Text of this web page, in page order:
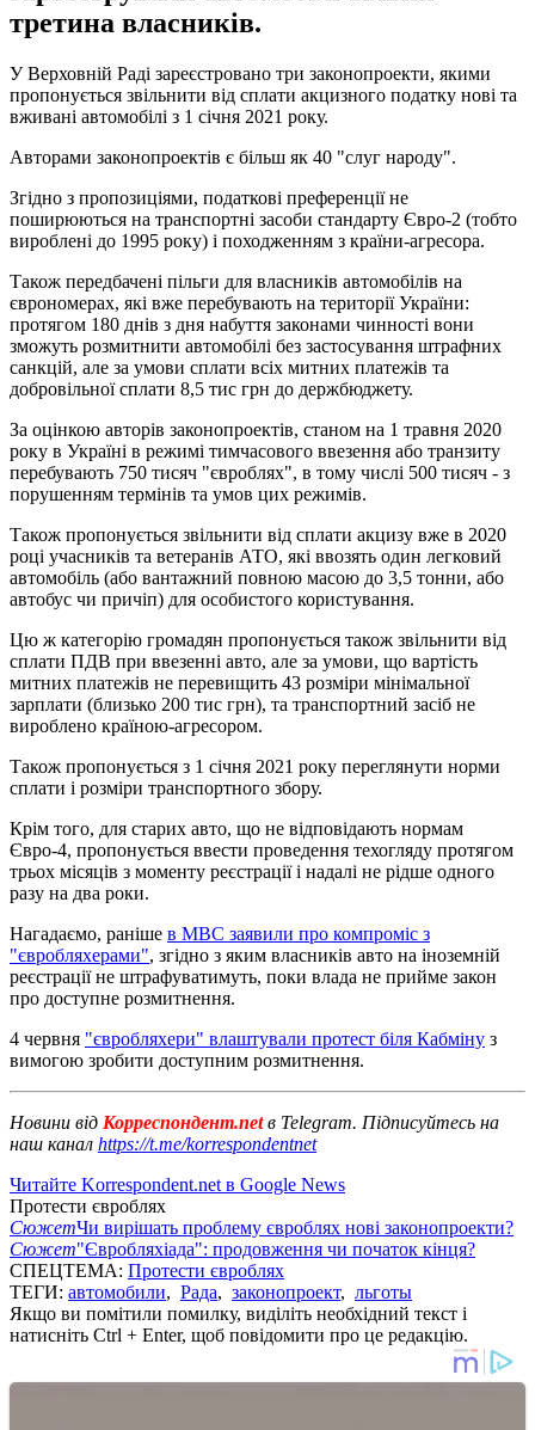
третина власників.
У Верховній Раді зареєстровано три законопроекти, якими
пропонується звільнити від сплати акцизного податку нові та
вживані автомобілі з 1 січня 2021 року.
Авторами законопроектів є більш як 40 "слуг народу".
Згідно з пропозиціями, податкові преференції не
поширюються на транспортні засоби стандарту Євро-2 (тобто
вироблені до 1995 року) і походженням з країни-агресора.
Також передбачені пільги для власників автомобілів на
єврономерах, які вже перебувають на території України:
протягом 180 днів з дня набуття законами чинності вони
зможуть розмитнити автомобілі без застосування штрафних
санкцій, але за умови сплати всіх митних платежів та
добровільної сплати 8,5 тис грн до держбюджету.
За оцінкою авторів законопроектів, станом на 1 травня 2020
року в Україні в режимі тимчасового ввезення або транзиту
перебувають 750 тисяч "євроблях", в тому числі 500 тисяч - з
порушенням термінів та умов цих режимів.
Також пропонується звільнити від сплати акцизу вже в 2020
році учасників та ветеранів АТО, які ввозять один легковий
автомобіль (або вантажний повною масою до 3,5 тонни, або
автобус чи причіп) для особистого користування.
Цю ж категорію громадян пропонується також звільнити від
сплати ПДВ при ввезенні авто, але за умови, що вартість
митних платежів не перевищить 43 розміри мінімальної
зарплати (близько 200 тис грн), та транспортний засіб не
вироблено країною-агресором.
Також пропонується з 1 січня 2021 року переглянути норми
сплати і розміри транспортного збору.
Крім того, для старих авто, що не відповідають нормам
Євро-4, пропонується ввести проведення техогляду протягом
трьох місяців з моменту реєстрації і надалі не рідше одного
разу на два роки.
Нагадаємо, раніше в МВС заявили про компроміс з
"євробляхерами", згідно з яким власників авто на іноземній
реєстрації не штрафуватимуть, поки влада не прийме закон
про доступне розмитнення.
4 червня "євробляхери" влаштували протест біля Кабміну з
вимогою зробити доступним розмитнення.
Новини від Корреспондент.netв Telegram. Підписуйтесь на
наш канал https://t.me/korrespondentnet
Читайте Korrespondent.net в Google News
Протести євроблях
СюжетЧи вирішать проблему євроблях нові законопроекти?
Сюжет"Євробляхіада": продовження чи початок кінця?
СПЕЦТЕМА: Протести євроблях
ТЕГИ: автомобили, Рада, законопроект, льготы
Якщо ви помітили помилку, виділіть необхідний текст і
натисніть Ctrl + Enter, щоб повідомити про це редакцію.